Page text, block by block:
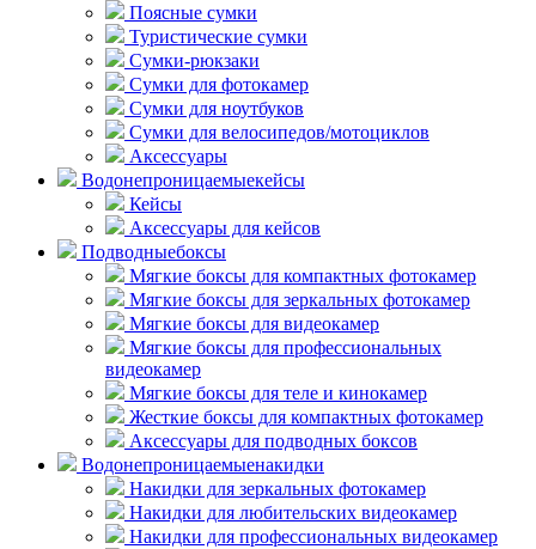
Поясные сумки
Туристические сумки
Сумки-рюкзаки
Сумки для фотокамер
Сумки для ноутбуков
Сумки для велосипедов/мотоциклов
Аксессуары
Водонепроницаемыекейсы
Кейсы
Аксессуары для кейсов
Подводныебоксы
Мягкие боксы для компактных фотокамер
Мягкие боксы для зеркальных фотокамер
Мягкие боксы для видеокамер
Мягкие боксы для профессиональных
видеокамер
Мягкие боксы для теле и кинокамер
Жесткие боксы для компактных фотокамер
Аксессуары для подводных боксов
Водонепроницаемыенакидки
Накидки для зеркальных фотокамер
Накидки для любительских видеокамер
Накидки для профессиональных видеокамер